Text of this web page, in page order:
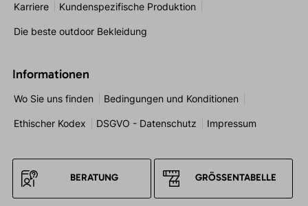
Karriere Kundenspezifische Produktion
Die beste outdoor Bekleidung
Informationen
Wo Sie uns finden Bedingungen und Konditionen
Ethischer Kodex DSGVO - Datenschutz Impressum
BERATUNG GRÖSSENTABELLE